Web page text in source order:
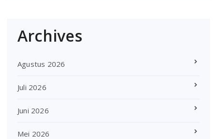
Archives
Agustus 2026
Juli 2026
Juni 2026
Mei 2026